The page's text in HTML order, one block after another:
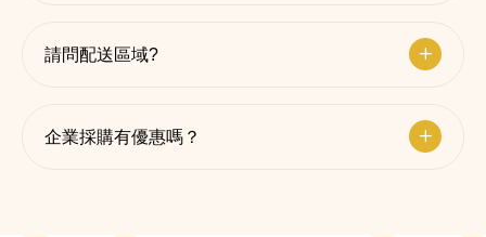
請問配送區域?
企業採購有優惠嗎？